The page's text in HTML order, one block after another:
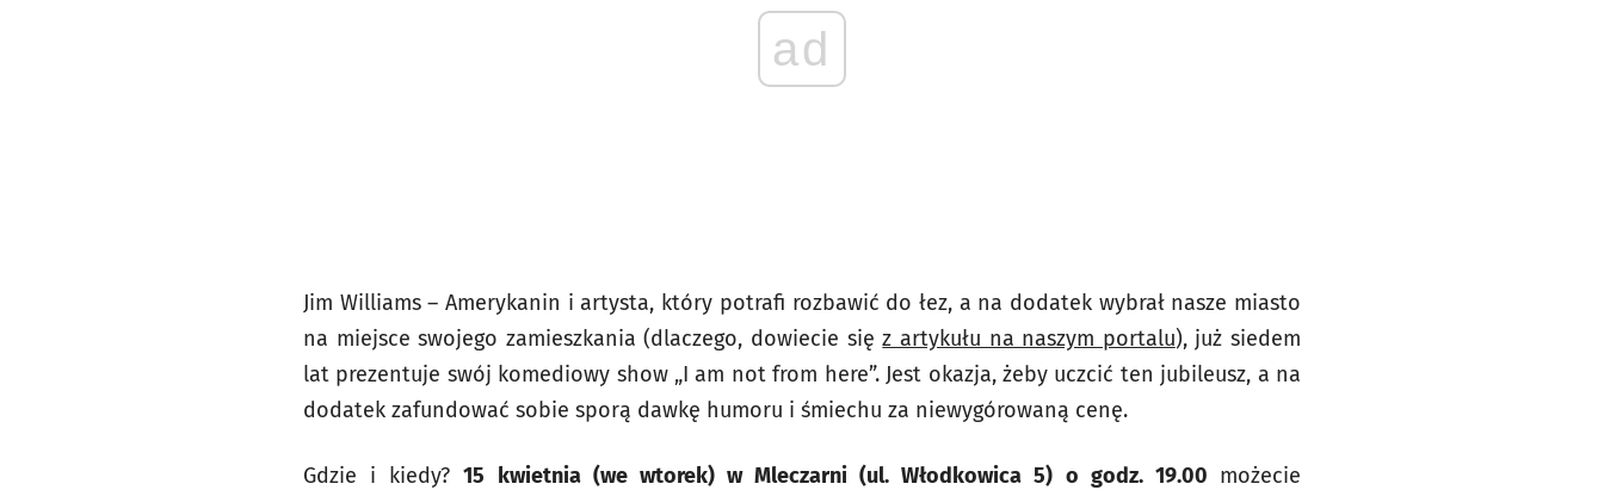
ad
Jim Williams – Amerykanin i artysta, który potrafi rozbawić do łez, a na dodatek wybrał nasze miasto
na miejsce swojego zamieszkania (dlaczego, dowiecie sięz artykułu na naszym portalu), już siedem
lat prezentuje swój komediowy show „I am not from here”. Jest okazja, żeby uczcić ten jubileusz, a na
dodatek zafundować sobie sporą dawkę humoru i śmiechu za niewygórowaną cenę.
Gdzie i kiedy?15 kwietnia (we wtorek) w Mleczarni (ul. Włodkowica 5) o godz. 19.00 możecie